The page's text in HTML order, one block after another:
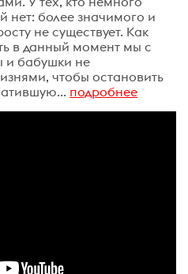
нет: более значимого и
не существует. Как
в данный момент мы с
и бабушки не
чтобы остановить
подробнее